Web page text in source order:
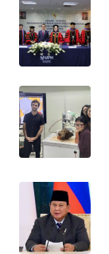
ID
MAWAKA
ID
MARTABAT
NET
WATCH
MKLI